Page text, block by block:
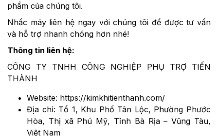
phẩm của chúng tôi.
Nhấc máy liên hệ ngay với chúng tôi để được tư vấn
và hỗ trợ nhanh chóng hơn nhé!
Thông tin liên hệ:
CÔNG TY TNHH CÔNG NGHIỆP PHỤ TRỢ TIẾN
THÀNH
Website: https://kimkhitienthanh.com/
Địa chỉ: Tổ 1, Khu Phố Tân Lộc, Phường Phước
Hòa, Thị xã Phú Mỹ, Tỉnh Bà Rịa – Vũng Tàu,
Việt Nam